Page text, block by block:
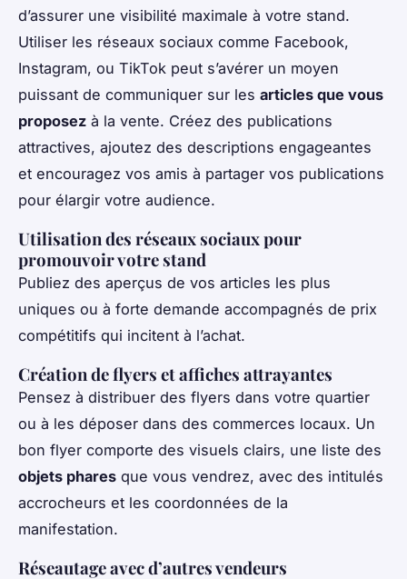
d’assurer une visibilité maximale à votre stand.
Utiliser les réseaux sociaux comme Facebook,
Instagram, ou TikTok peut s’avérer un moyen
puissant de communiquer sur les articles que vous
proposez à la vente. Créez des publications
attractives, ajoutez des descriptions engageantes
et encouragez vos amis à partager vos publications
pour élargir votre audience.
Utilisation des réseaux sociaux pour
promouvoir votre stand
Publiez des aperçus de vos articles les plus
uniques ou à forte demande accompagnés de prix
compétitifs qui incitent à l’achat.
Création de flyers et affiches attrayantes
Pensez à distribuer des flyers dans votre quartier
ou à les déposer dans des commerces locaux. Un
bon flyer comporte des visuels clairs, une liste des
objets phares que vous vendrez, avec des intitulés
accrocheurs et les coordonnées de la
manifestation.
Réseautage avec d’autres vendeurs